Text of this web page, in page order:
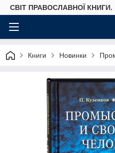
СВІТ ПРАВОСЛАВНОЇ КНИГИ.
Книги Новинки